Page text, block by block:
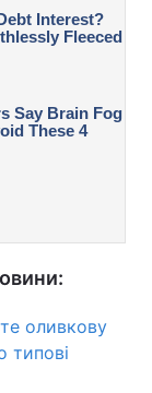
оливкову
типові